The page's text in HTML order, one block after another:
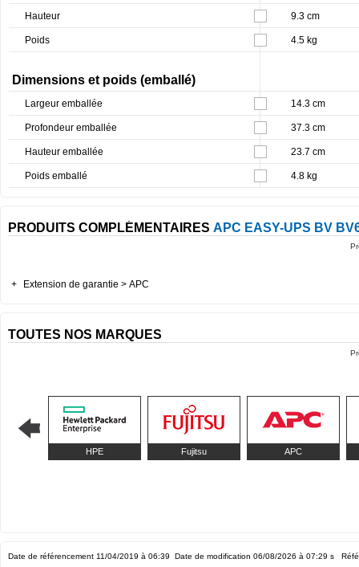
Hauteur 9.3 cm
Poids 4.5 kg
Dimensions et poids (emballé)
Largeur emballée 14.3 cm
Profondeur emballée 37.3 cm
Hauteur emballée 23.7 cm
Poids emballé 4.8 kg
PRODUITS COMPLÉMENTAIRES APC EASY-UPS BV
+ Extension de garantie > APC
TOUTES NOS MARQUES
HPE Fujitsu APC
Date de référencement 11/04/2019 à 06:39 Date de modification 06/08/2026 à 07:29 s